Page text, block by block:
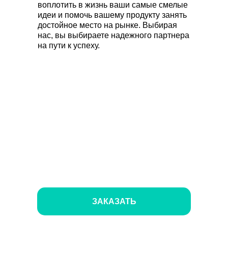
воплотить в жизнь ваши самые смелые
идеи и помочь вашему продукту занять
достойное место на рынке. Выбирая
нас, вы выбираете надежного партнера
на пути к успеху.
ЗАКАЗАТЬ